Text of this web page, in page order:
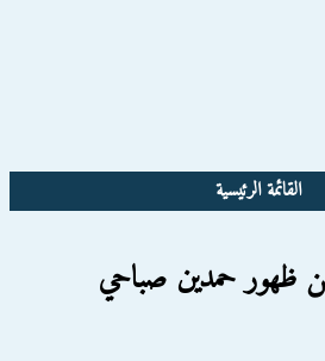
القائمة الرئيسية
ظهور حمدين صباحي